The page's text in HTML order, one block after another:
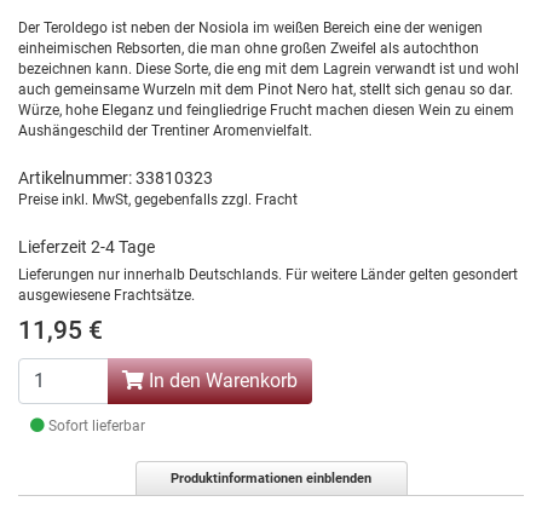
Der Teroldego ist neben der Nosiola im weißen Bereich eine der wenigen
einheimischen Rebsorten, die man ohne großen Zweifel als autochthon
bezeichnen kann. Diese Sorte, die eng mit dem Lagrein verwandt ist und wohl
auch gemeinsame Wurzeln mit dem Pinot Nero hat, stellt sich genau so dar.
Würze, hohe Eleganz und feingliedrige Frucht machen diesen Wein zu einem
Aushängeschild der Trentiner Aromenvielfalt.
Artikelnummer: 33810323
Preise inkl. MwSt, gegebenfalls zzgl. Fracht
Lieferzeit 2-4 Tage
Lieferungen nur innerhalb Deutschlands. Für weitere Länder gelten gesondert
ausgewiesene Frachtsätze.
11,95 €
In den Warenkorb
Sofort lieferbar
Produktinformationen einblenden